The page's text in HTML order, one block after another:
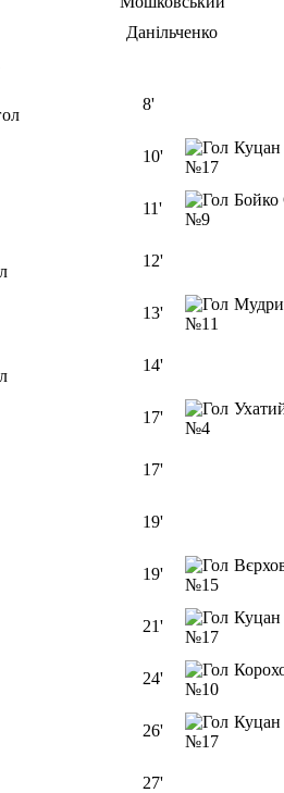
Данільченко
8'
10'
№17
11'
№9
12'
13'
№11
14'
17'
№4
17'
19'
19'
№15
21'
№17
24'
№10
26'
№17
27'